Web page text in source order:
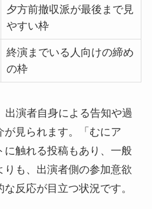
夕方前撤収派が最後まで見
やすい枠
終演までいる人向けの締め
の枠
出演者自身による告知や過
が見られます。「むにア
に触れる投稿もあり、一般
りも、出演者側の参加意欲
反応が目立つ状況です。